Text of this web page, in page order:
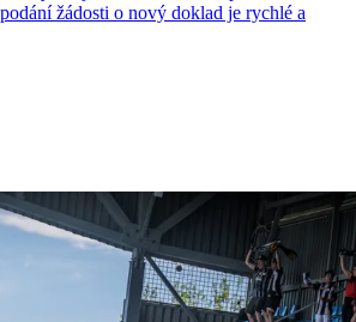
žádosti o nový doklad je rychlé a